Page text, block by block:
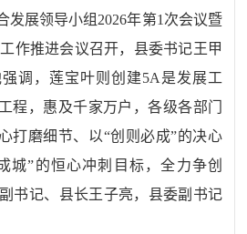
发展领导小组2026年第1次会议暨
作推进会议召开，县委书记王甲
调，莲宝叶则创建5A是发展工
程，惠及千家万户，各级各部门
打磨细节、以“创则必成”的决心
城”的恒心冲刺目标，全力争创
书记、县长王子亮，县委副书记